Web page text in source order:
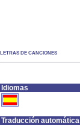
LETRAS DE CANCIONES
Idiomas
Traducción automática